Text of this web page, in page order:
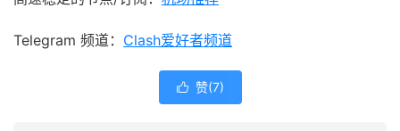
Telegram 频道： Clash爱好者频道
 赞(7)